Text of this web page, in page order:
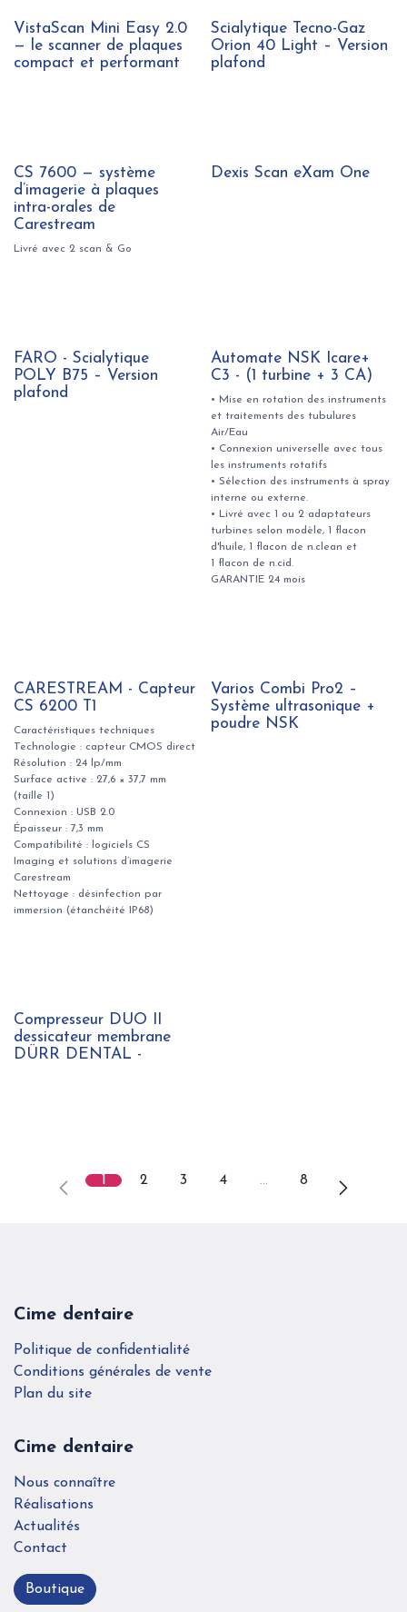
VistaScan Mini Easy 2.0
— le scanner de plaques
compact et performant
Scialytique Tecno-Gaz
Orion 40 Light – Version
plafond
CS 7600 — système
d’imagerie à plaques
intra-orales de
Carestream
Livré avec 2 scan & Go
Dexis Scan eXam One
Nouveau !
FARO - Scialytique
POLY B75 – Version
plafond
Automate NSK Icare+
C3 - (1 turbine + 3 CA)
• Mise en rotation des instruments
et traitements des tubulures
Air/Eau
• Connexion universelle avec tous
les instruments rotatifs
• Sélection des instruments à spray
interne ou externe.
• Livré avec 1 ou 2 adaptateurs
turbines selon modèle, 1 flacon
d'huile, 1 flacon de n.clean et
1 flacon de n.cid.
GARANTIE 24 mois
CARESTREAM - Capteur
CS 6200 T1
Caractéristiques techniques
Technologie : capteur CMOS direct
Résolution : 24 lp/mm
Surface active : 27,6 × 37,7 mm
(taille 1)
Connexion : USB 2.0
Épaisseur : 7,3 mm
Compatibilité : logiciels CS
Imaging et solutions d’imagerie
Carestream
Nettoyage : désinfection par
immersion (étanchéité IP68)
Varios Combi Pro2 –
Système ultrasonique +
poudre NSK
Compresseur DUO II
dessicateur membrane
DÜRR DENTAL -
1 2 3 4 … 8
Cime dentaire
Politique de confidentialité
Conditions générales de vente
Plan du site
Cime dentaire
Nous connaître
Réalisations
Actualités
Contact
Boutique